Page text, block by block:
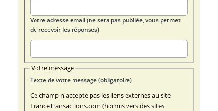
Votre adresse email (ne sera pas publiée, vous permet
de recevoir les réponses)
Votre message
Texte de votre message (obligatoire)
Ce champ n'accepte pas les liens externes au site
FranceTransactions.com (hormis vers des sites